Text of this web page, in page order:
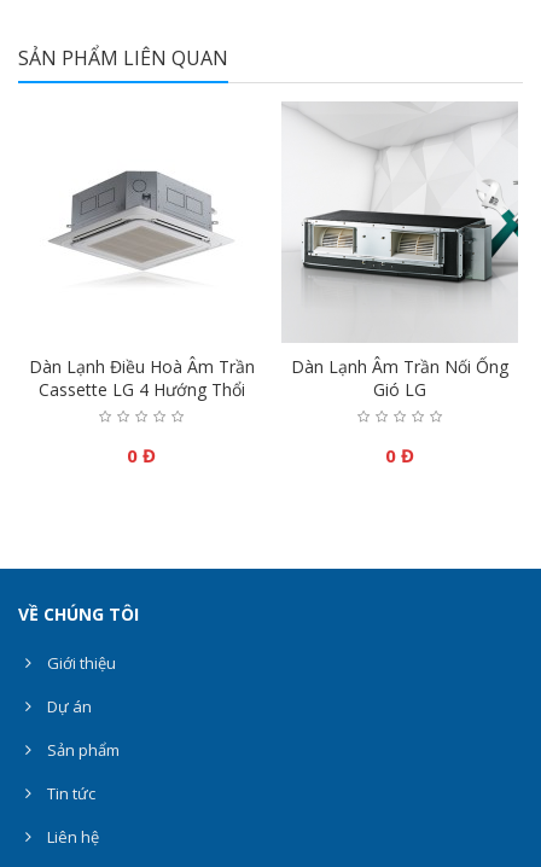
SẢN PHẨM LIÊN QUAN
Dàn Lạnh Điều Hoà Âm Trần
Cassette LG 4 Hướng Thổi
0 Đ
Dàn Lạnh Âm Trần Nối Ống
Gió LG
0 Đ
VỀ CHÚNG TÔI
Giới thiệu
Dự án
Sản phẩm
Tin tức
Liên hệ